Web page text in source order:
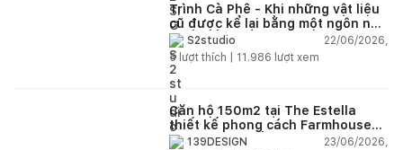
Trình Cà Phê - Khi những vật liệu
cũ được kể lại bằng một ngôn ngữ
thiết kế mới
S2studio
22/06/2026,
5 lượt thích | 11.986 lượt xem
Căn hộ 150m2 tại The Estella
thiết kế phong cách Farmhouse
thanh lịch và ấm áp
139DESIGN
23/06/2026,